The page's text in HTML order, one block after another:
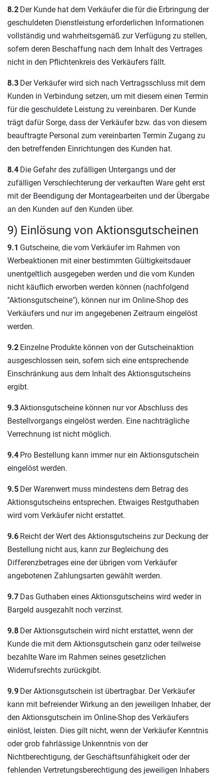
8.2 Der Kunde hat dem Verkäufer die für die Erbringung der
geschuldeten Dienstleistung erforderlichen Informationen
vollständig und wahrheitsgemäß zur Verfügung zu stellen,
sofern deren Beschaffung nach dem Inhalt des Vertrages
nicht in den Pflichtenkreis des Verkäufers fällt.
8.3 Der Verkäufer wird sich nach Vertragsschluss mit dem
Kunden in Verbindung setzen, um mit diesem einen Termin
für die geschuldete Leistung zu vereinbaren. Der Kunde
trägt dafür Sorge, dass der Verkäufer bzw. das von diesem
beauftragte Personal zum vereinbarten Termin Zugang zu
den betreffenden Einrichtungen des Kunden hat.
8.4 Die Gefahr des zufälligen Untergangs und der
zufälligen Verschlechterung der verkauften Ware geht erst
mit der Beendigung der Montagearbeiten und der Übergabe
an den Kunden auf den Kunden über.
9) Einlösung von Aktionsgutscheinen
9.1 Gutscheine, die vom Verkäufer im Rahmen von
Werbeaktionen mit einer bestimmten Gültigkeitsdauer
unentgeltlich ausgegeben werden und die vom Kunden
nicht käuflich erworben werden können (nachfolgend
"Aktionsgutscheine"), können nur im Online-Shop des
Verkäufers und nur im angegebenen Zeitraum eingelöst
werden.
9.2 Einzelne Produkte können von der Gutscheinaktion
ausgeschlossen sein, sofern sich eine entsprechende
Einschränkung aus dem Inhalt des Aktionsgutscheins
ergibt.
9.3Aktionsgutscheine können nur vor Abschluss des
Bestellvorgangs eingelöst werden. Eine nachträgliche
Verrechnung ist nicht möglich.
9.4 Pro Bestellung kann immer nur ein Aktionsgutschein
eingelöst werden.
9.5 Der Warenwert muss mindestens dem Betrag des
Aktionsgutscheins entsprechen. Etwaiges Restguthaben
wird vom Verkäufer nicht erstattet.
9.6 Reicht der Wert des Aktionsgutscheins zur Deckung der
Bestellung nicht aus, kann zur Begleichung des
Differenzbetrages eine der übrigen vom Verkäufer
angebotenen Zahlungsarten gewählt werden.
9.7 Das Guthaben eines Aktionsgutscheins wird weder in
Bargeld ausgezahlt noch verzinst.
9.8 Der Aktionsgutschein wird nicht erstattet, wenn der
Kunde die mit dem Aktionsgutschein ganz oder teilweise
bezahlte Ware im Rahmen seines gesetzlichen
Widerrufsrechts zurückgibt.
9.9 Der Aktionsgutschein ist übertragbar. Der Verkäufer
kann mit befreiender Wirkung an den jeweiligen Inhaber, der
den Aktionsgutschein im Online-Shop des Verkäufers
einlöst, leisten. Dies gilt nicht, wenn der Verkäufer Kenntnis
oder grob fahrlässige Unkenntnis von der
Nichtberechtigung, der Geschäftsunfähigkeit oder der
fehlenden Vertretungsberechtigung des jeweiligen Inhabers